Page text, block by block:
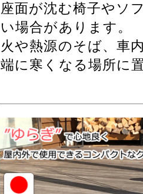
座面が沈む椅子やソ
い場合があります。
火や熱源のそば、車
端に寒くなる場所に